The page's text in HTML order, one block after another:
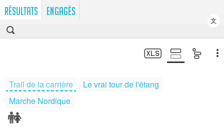
RÉSULTATS ENGAGÉS
文
Trail de la carrière
Le vrai tour de l'étang
Marche Nordique